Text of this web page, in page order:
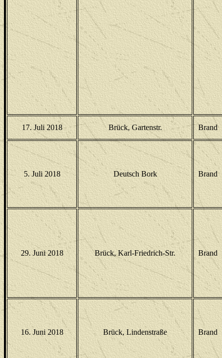
17. Juli 2018 Brück, Gartenstr. Brand
5. Juli 2018 Deutsch Bork Brand
29. Juni 2018 Brück, Karl-Friedrich-Str. Brand
16. Juni 2018 Brück, Lindenstraße Brand